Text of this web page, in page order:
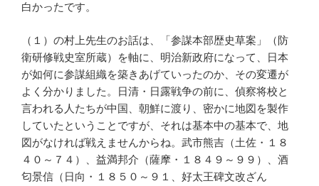
白かったです。
（１）の村上先生のお話は、「参謀本部歴史草案」（防
衛研修戦史室所蔵）を軸に、明治新政府になって、日本
が如何に参謀組織を築きあげていったのか、その変遷が
よく分かりました。日清・日露戦争の前に、偵察将校と
言われる人たちが中国、朝鮮に渡り、密かに地図を製作
していたということですが、それは基本中の基本で、地
図がなければ戦えませんからね。武市熊吉（土佐・１８
４０～７４）、益満邦介（薩摩・１８４９～９９）、酒
匂景信（日向・１８５０～９１、好太王碑文改ざん